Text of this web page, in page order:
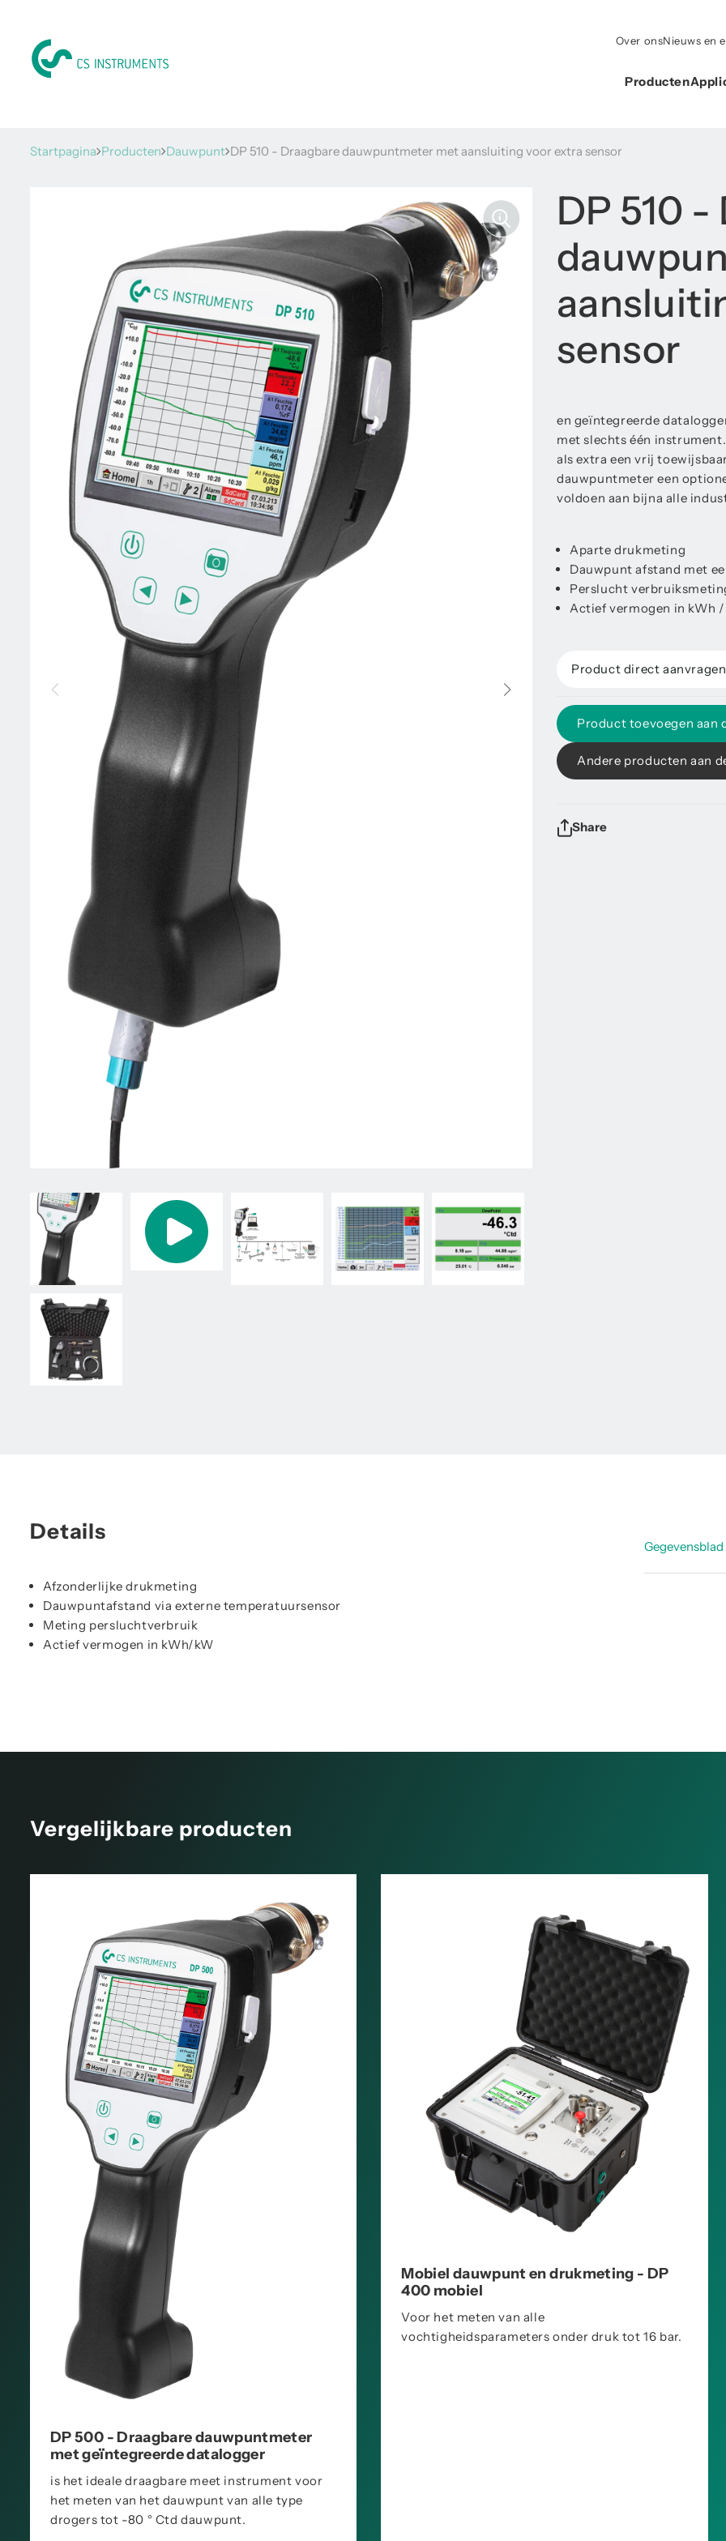
Over onsNieuws en
Producten
Startpagina Producten Dauwpunt DP 510 - Draagbare dauwpuntmeter met aansluiting voor extra sensor
DP 510
sensor
en geïntegreerde
met slechts één
als extra een vrij
dauwpuntmeter een
voldoen aan bijna alle
Aparte drukmeting
Dauwpunt afstand met
Perslucht
Actief vermogen in kWh
Product direct aanvragen
Product toevoegen aan
Andere producten aan
Share
Details
Afzonderlijke drukmeting
Dauwpuntafstand via externe temperatuursensor
Meting persluchtverbruik
Actief vermogen in kWh/kW
Gegevensblad
Vergelijkbare producten
DP 500 - Draagbare dauwpuntmeter
met geïntegreerde datalogger
is het ideale draagbare meet instrument voor
het meten van het dauwpunt van alle type
drogers tot -80 ° Ctd dauwpunt.
Mobiel dauwpunt en drukmeting - DP
400 mobiel
Voor het meten van alle
vochtigheidsparameters onder druk tot 16 bar.